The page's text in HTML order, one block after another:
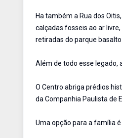
Ha também a Rua dos
calçadas fosseis ao ar
retiradas do parque
Além de todo esse legado,
O Centro abriga prédios
da Companhia Paulista de
Uma opção para a família